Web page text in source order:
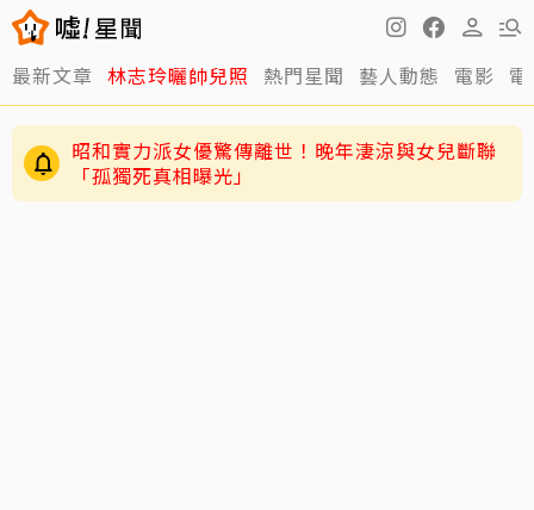
最新文章 林志玲曬帥兒照 熱門星聞 藝人動態 電影
昭和實力派女優驚傳離世！晚年淒涼與女兒斷聯
「孤獨死真相曝光」